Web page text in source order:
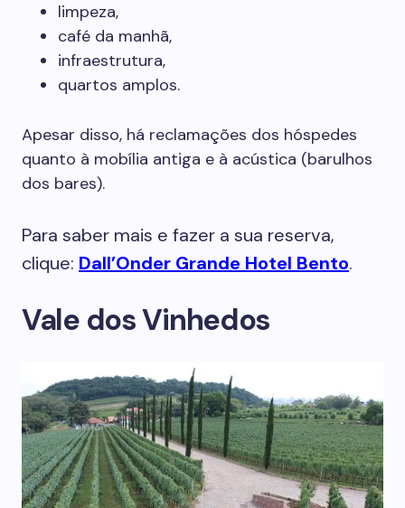
limpeza,
café da manhã,
infraestrutura,
quartos amplos.
Apesar disso, há reclamações dos hóspedes
quanto à mobília antiga e à acústica (barulhos
dos bares).
Para saber mais e fazer a sua reserva,
clique: Dall’Onder Grande Hotel Bento.
Vale dos Vinhedos